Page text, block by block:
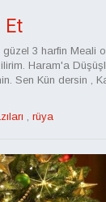
Et
3 harfin Meali
Haram'a
Sen Kün dersin ,
rüya